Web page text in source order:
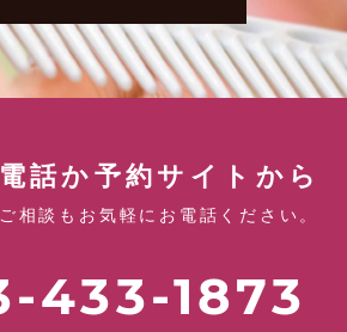
話か予約サイトから
相談もお気軽にお電話ください。
433-1873